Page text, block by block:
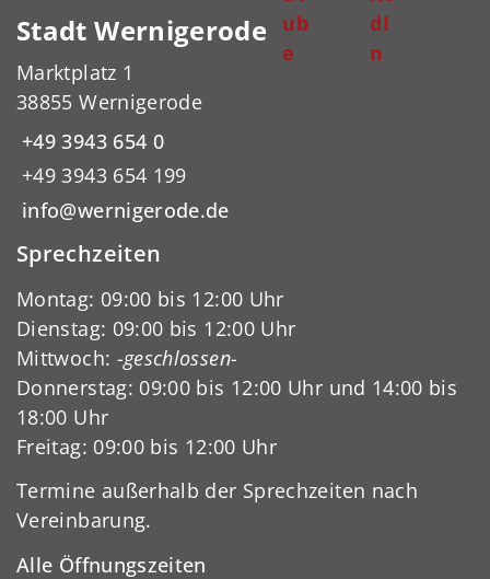
ub
e
dI
n
Stadt Wernigerode
Marktplatz 1
38855 Wernigerode
+49 3943 654 0
+49 3943 654 199
info@wernigerode.de
Sprechzeiten
Montag: 09:00 bis 12:00 Uhr
Dienstag: 09:00 bis 12:00 Uhr
Mittwoch: -geschlossen-
Donnerstag: 09:00 bis 12:00 Uhr und 14:00 bis
18:00 Uhr
Freitag: 09:00 bis 12:00 Uhr
Termine außerhalb der Sprechzeiten nach
Vereinbarung.
Alle Öffnungszeiten